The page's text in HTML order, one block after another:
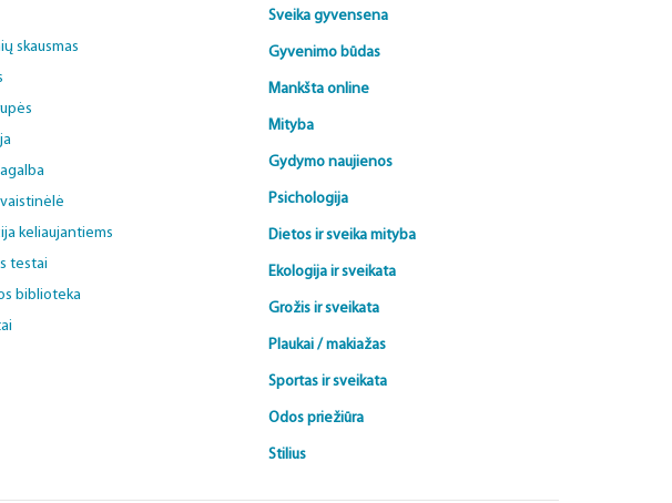
skausmas
keliaujantiems
testai
biblioteka
Sveika gyvensena
Gyvenimo būdas
Mankšta online
Mityba
Gydymo naujienos
Psichologija
Dietos ir sveika mityba
Ekologija ir sveikata
Grožis ir sveikata
Plaukai / makiažas
Sportas ir sveikata
Odos priežiūra
Stilius